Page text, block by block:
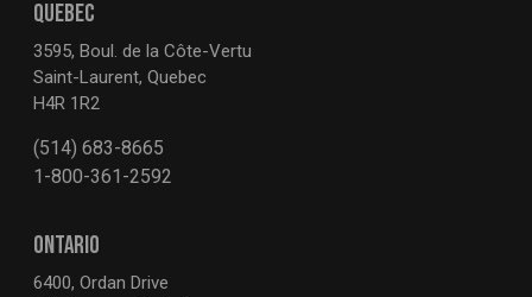
QUEBEC
3595, Boul. de la Côte-Vertu
Saint-Laurent, Quebec
H4R 1R2
(514) 683-8665
1-800-361-2592
ONTARIO
6400, Ordan Drive